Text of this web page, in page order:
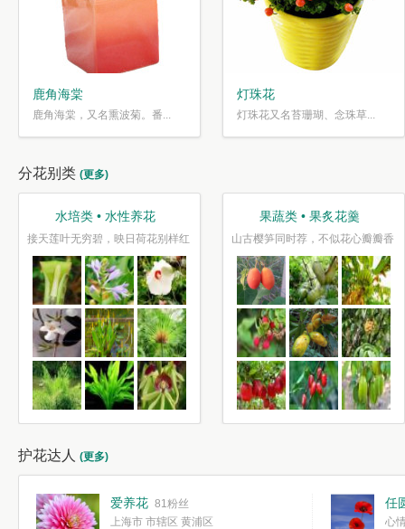
鹿角海棠
鹿角海棠，又名熏波菊。番...
灯珠花
灯珠花又名苔珊瑚、念珠草...
分花别类 (更多)
水培类 • 水性养花
接天莲叶无穷碧，映日荷花别样红
果蔬类 • 果炙花羹
山古樱笋同时荐，不似花心瓣瓣香
护花达人 (更多)
爱养花 81粉丝
上海市 市辖区 黄浦区
任
心